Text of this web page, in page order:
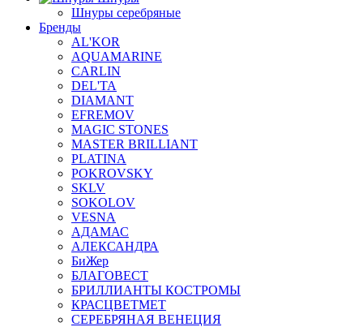
Шнуры серебряные
Бренды
AL'KOR
AQUAMARINE
CARLIN
DEL'TA
DIAMANT
EFREMOV
MAGIC STONES
MASTER BRILLIANT
PLATINA
POKROVSKY
SKLV
SOKOLOV
VESNA
АДАМАС
АЛЕКСАНДРА
БиЖер
БЛАГОВЕСТ
БРИЛЛИАНТЫ КОСТРОМЫ
КРАСЦВЕТМЕТ
СЕРЕБРЯНАЯ ВЕНЕЦИЯ